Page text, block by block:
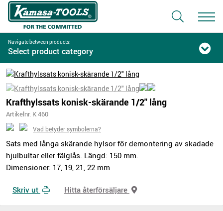
Navigate between products:
Select product category
Krafthylssats konisk-skärande 1/2" lång
Artikelnr. K 460
Vad betyder symbolerna?
Sats med långa skärande hylsor för demontering av skadade
hjulbultar eller fälglås. Längd: 150 mm.
Dimensioner: 17, 19, 21, 22 mm
Skriv ut Hitta återförsäljare